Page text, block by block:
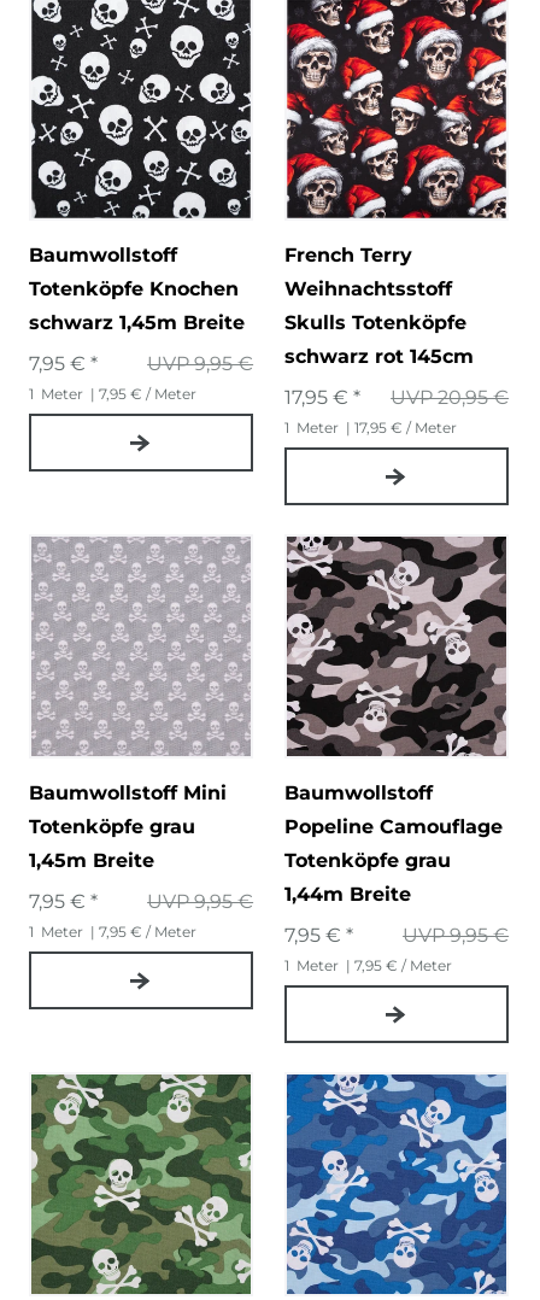
Baumwollstoff
Totenköpfe Knochen
schwarz 1,45m Breite
UVP 9,95 €
7,95 € *
1 Meter | 7,95 € / Meter
French Terry
Weihnachtsstoff
Skulls Totenköpfe
schwarz rot 145cm
UVP 20,95 €
17,95 € *
1 Meter | 17,95 € / Meter
Baumwollstoff Mini
Totenköpfe grau
1,45m Breite
UVP 9,95 €
7,95 € *
1 Meter | 7,95 € / Meter
Baumwollstoff
Popeline Camouflage
Totenköpfe grau
1,44m Breite
UVP 9,95 €
7,95 € *
1 Meter | 7,95 € / Meter